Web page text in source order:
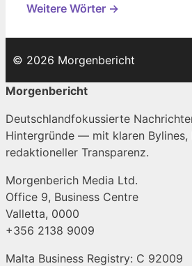
Weitere Wörter →
© 2026 Morgenbericht
Morgenbericht
Deutschlandfokussierte
Hintergründe — mit klaren Bylines,
redaktioneller Transparenz.
Morgenberich Media Ltd.
Office 9, Business Centre
Valletta, 0000
+356 2138 9009
Malta Business Registry: C 92009